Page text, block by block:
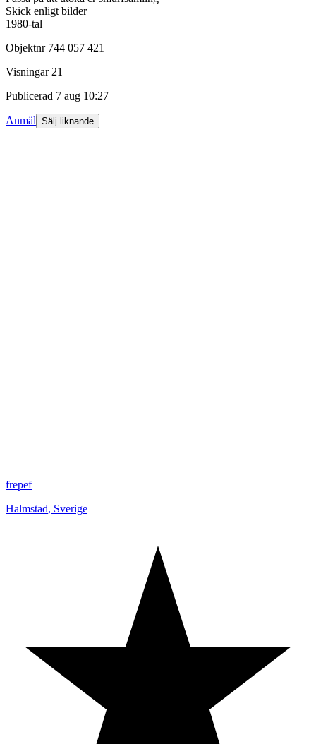
Skick enligt bilder
1980-tal
Objektnr 744 057 421
Visningar 21
Publicerad 7 aug 10:27
Anmäl Sälj liknande
frepef
Halmstad, Sverige